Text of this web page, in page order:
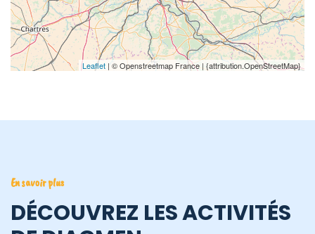
Leaflet | © Openstreetmap France | {attribution.OpenStreetMap}
En savoir plus
DÉCOUVREZ LES ACTIVITÉS